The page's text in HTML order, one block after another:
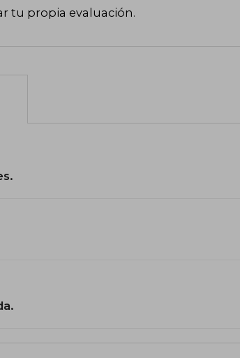
tu propia evaluación.